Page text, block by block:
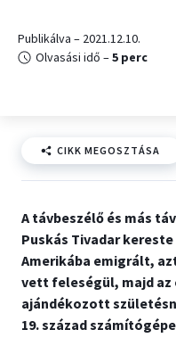
Publikálva – 2021.12.10.
Olvasási idő –5 perc
CIKK MEGOSZTÁSA
A távbeszélő és más
Puskás Tivadar
Amerikába emigrált,
vett feleségül, majd
ajándékozott
19. század